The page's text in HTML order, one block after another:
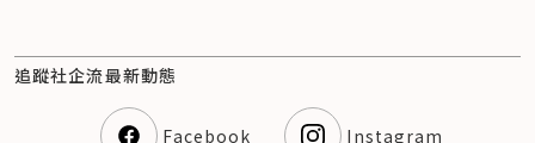
追蹤社企流最新動態
Facebook Instagram